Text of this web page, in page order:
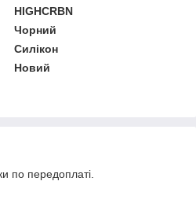
HIGHCRBN
Чорний
Силікон
Новий
по передоплаті.